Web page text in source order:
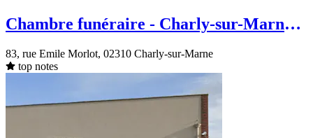
Chambre funéraire - Charly-sur-Marne -
83, rue Emile Morlot, 02310 Charly-sur-Marne
top notes